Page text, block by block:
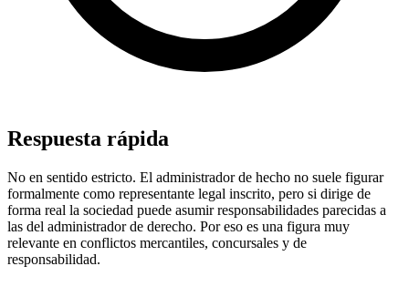
Respuesta rápida
No en sentido estricto. El administrador de hecho no suele figurar
formalmente como representante legal inscrito, pero si dirige de
forma real la sociedad puede asumir responsabilidades parecidas a
las del administrador de derecho. Por eso es una figura muy
relevante en conflictos mercantiles, concursales y de
responsabilidad.